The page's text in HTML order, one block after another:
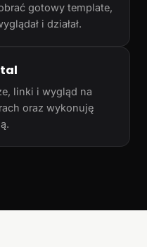
gotowy template,
i działał.
linki i wygląd na
oraz wykonuję